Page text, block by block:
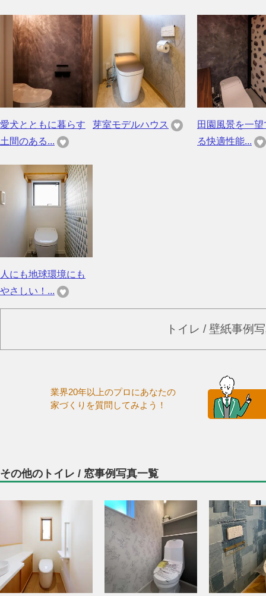
愛犬とともに暮らす
土間のある...
芽室モデルハウス
田園風景を一望
る快適性能...
人にも地球環境にも
やさしい！...
トイレ / 壁紙事例
業界20年以上のプロにあなたの
家づくりを質問してみよう！
その他のトイレ / 窓事例写真一覧